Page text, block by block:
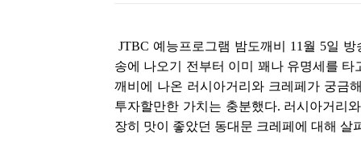
JTBC 예능프로그램 밤도깨비 11월 5일
송에 나오기 전부터 이미 꽤나 유명세를
깨비에 나온 러시아거리와 크레페가 궁금
투자할만한 가치는 충분했다. 러시아거리
장히 맛이 좋았던 동대문 크레페에 대해 살